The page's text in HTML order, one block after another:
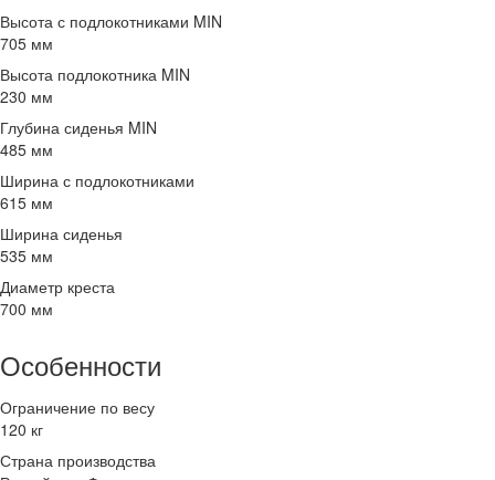
Высота с подлокотниками MIN
705 мм
Высота подлокотника MIN
230 мм
Глубина сиденья MIN
485 мм
Ширина с подлокотниками
615 мм
Ширина сиденья
535 мм
Диаметр креста
700 мм
Особенности
Ограничение по весу
120 кг
Страна производства